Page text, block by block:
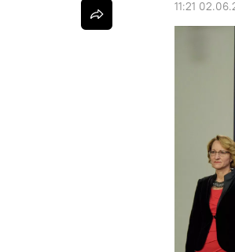
11:21